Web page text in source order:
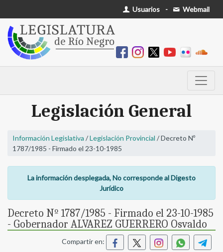
Usuarios - Webmail
Legislación General
Información Legislativa /Legislación Provincial / Decreto Nº
1787/1985 - Firmado el 23-10-1985
La información desplegada, No corresponde al Digesto
Jurídico
Decreto Nº 1787/1985 - Firmado el 23-10-1985
- Gobernador ALVAREZ GUERRERO Osvaldo
Compartir en: